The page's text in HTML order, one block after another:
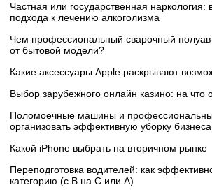
Частная или государственная наркология:
подхода к лечению алкоголизма
Чем профессиональный сварочный
от бытовой модели?
Какие аксессуары Apple раскрывают
Выбор зарубежного онлайн казино: на что
Поломоечные машины и
организовать эффективную уборку бизнеса
Какой iPhone выбрать на вторичном рынке
Переподготовка водителей: как
категорию (с B на C или А)